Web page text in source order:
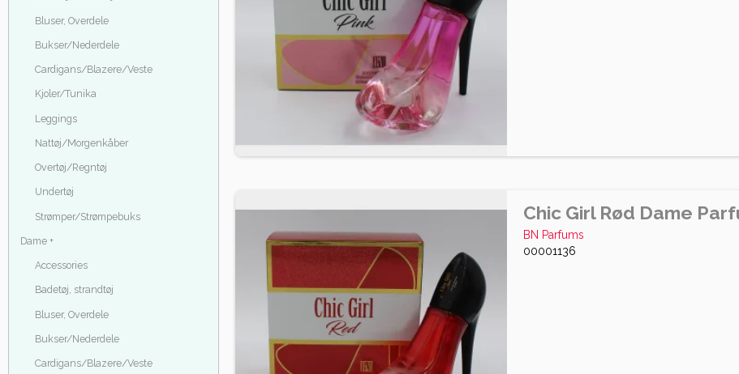
Bluser, Overdele
Bukser/Nederdele
Cardigans/Blazere/Veste
Kjoler/Tunika
Leggings
Nattøj/Morgenkåber
Overtøj/Regntøj
Undertøj
Strømper/Strømpebuks
Dame +
Accessories
Badetøj, strandtøj
Bluser, Overdele
Bukser/Nederdele
Cardigans/Blazere/Veste
Chic Girl Rød Dame
BN Parfums
00001136